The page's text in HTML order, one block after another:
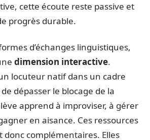
cette écoute reste passive et
progrès durable.
d’échanges linguistiques,
dimension interactive.
locuteur natif dans un cadre
dépasser le blocage de la
apprend à improviser, à gérer
en aisance. Ces ressources
complémentaires. Elles